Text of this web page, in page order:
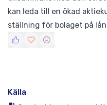
kan leda till en ökad
ställning för bolaget på
Källa